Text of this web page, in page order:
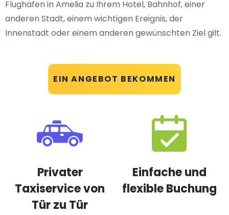
EIN ANGEBOT BEKOMMEN
Flughäfen in Amelia zu Ihrem Hotel, Bahnhof, einer
anderen Stadt, einem wichtigen Ereignis, der
Innenstadt oder einem anderen gewünschten Ziel gilt.
Privater
Taxiservice von
Tür zu Tür
Einfache und
flexible Buchung